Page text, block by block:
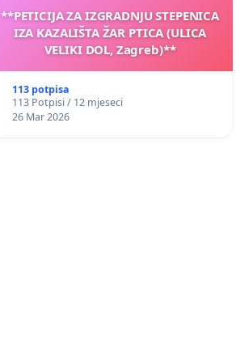
**PETICIJA ZA IZGRADNJU STEPENICA
IZA KAZALIŠTA ŽAR PTICA (ULICA
VELIKI DOL, Zagreb)**
113 potpisa
113 Potpisi / 12 mjeseci
26 Mar 2026